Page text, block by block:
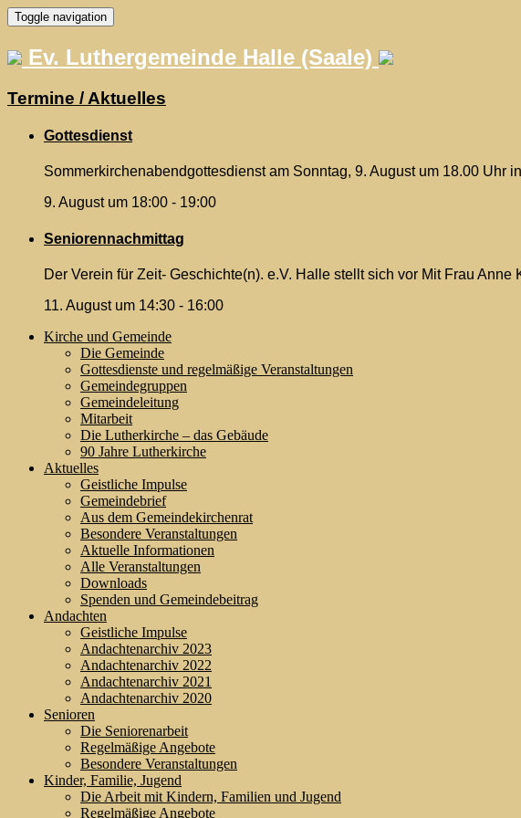
Skip
to
content
Toggle navigation
Ev. Luthergemeinde Halle (Saale)
Termine / Aktuelles
Gottesdienst
Sommerkirchenabendgottesdienst am Sonntag, 9. August um 18.00 Uhr
9. August um 18:00 - 19:00
Seniorennachmittag
Der Verein für Zeit- Geschichte(n). e.V. Halle stellt sich vor Mit Frau Anne
11. August um 14:30 - 16:00
Kirche und Gemeinde
Die Gemeinde
Gottesdienste und regelmäßige Veranstaltungen
Gemeindegruppen
Gemeindeleitung
Mitarbeit
Die Lutherkirche – das Gebäude
90 Jahre Lutherkirche
Aktuelles
Geistliche Impulse
Gemeindebrief
Aus dem Gemeindekirchenrat
Besondere Veranstaltungen
Aktuelle Informationen
Alle Veranstaltungen
Downloads
Spenden und Gemeindebeitrag
Andachten
Geistliche Impulse
Andachtenarchiv 2023
Andachtenarchiv 2022
Andachtenarchiv 2021
Andachtenarchiv 2020
Senioren
Die Seniorenarbeit
Regelmäßige Angebote
Besondere Veranstaltungen
Kinder, Familie, Jugend
Die Arbeit mit Kindern, Familien und Jugend
Regelmäßige Angebote